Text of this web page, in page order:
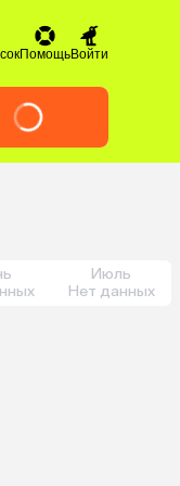
ПомощьВойти
Июль
Нет данных